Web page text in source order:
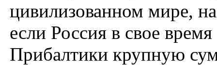
цивилизованном мире,
если Россия в свое
Прибалтики крупную